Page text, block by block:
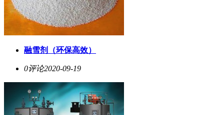
融雪剂（环保高效）
0评论2020-09-19